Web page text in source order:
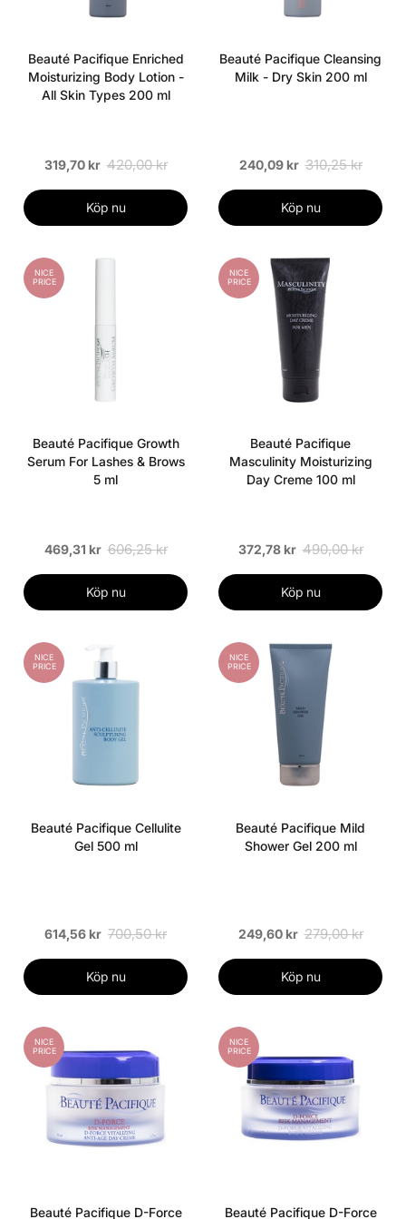
Beauté Pacifique Enriched
Moisturizing Body Lotion -
All Skin Types 200 ml
319,70 kr 420,00 kr
Köp nu
Beauté Pacifique Cleansing
Milk - Dry Skin 200 ml
240,09 kr 310,25 kr
Köp nu
NICE
PRICE
Beauté Pacifique Growth
Serum For Lashes & Brows
5 ml
469,31 kr 606,25 kr
Köp nu
NICE
PRICE
Beauté Pacifique
Masculinity Moisturizing
Day Creme 100 ml
372,78 kr 490,00 kr
Köp nu
NICE
PRICE
Beauté Pacifique Cellulite
Gel 500 ml
614,56 kr 700,50 kr
Köp nu
NICE
PRICE
Beauté Pacifique Mild
Shower Gel 200 ml
249,60 kr 279,00 kr
Köp nu
NICE
PRICE
Beauté Pacifique D-Force
NICE
PRICE
Beauté Pacifique D-Force